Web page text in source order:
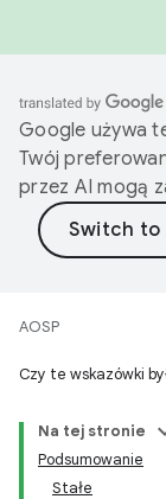
Google używa
Twój
przez AI mogą
AOSP
Czy te wskazówki
Na tej stronie
Podsumowanie
Stałe